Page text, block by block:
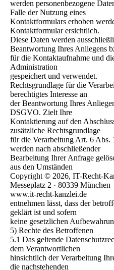
werden personenbezogene
Falle der Nutzung eines
Kontaktformulars erhoben
Kontaktformular ersichtlich.
Diese Daten werden
Beantwortung Ihres Anliegens
für die Kontaktaufnahme und
Administration
gespeichert und verwendet.
Rechtsgrundlage für die
berechtigtes Interesse an
der Beantwortung Ihres
DSGVO. Zielt Ihre
Kontaktierung auf den
zusätzliche Rechtsgrundlage
für die Verarbeitung Art. 6
werden nach abschließender
Bearbeitung Ihrer Anfrage
aus den Umständen
Copyright © 2026, IT-Recht-
Messeplatz 2 · 80339 München
www.it-recht-kanzlei.de
entnehmen lässt, dass der
geklärt ist und sofern
keine gesetzlichen
5) Rechte des Betroffenen
5.1 Das geltende
dem Verantwortlichen
hinsichtlich der Verarbeitung
die nachstehenden